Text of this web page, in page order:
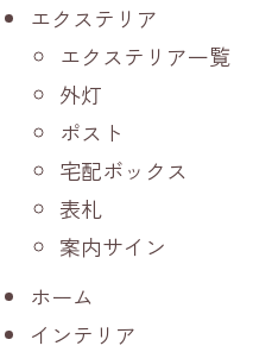
エクステリア
エクステリア一覧
外灯
ポスト
宅配ボックス
表札
案内サイン
ホーム
インテリア